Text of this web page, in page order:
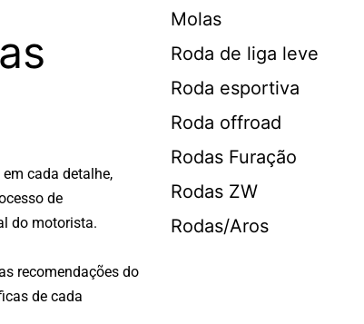
cada detalhe,
de
do motorista.
recomendações do
de cada
Molas
Roda de liga leve
Roda esportiva
Roda offroad
Rodas Furação
Rodas ZW
Rodas/Aros